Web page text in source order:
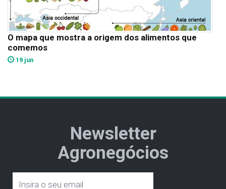
O mapa que mostra a origem dos alimentos que
comemos
19 jun
Newsletter
Agronegócios